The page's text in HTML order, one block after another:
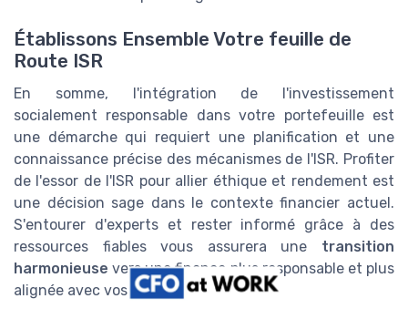
Établissons Ensemble Votre feuille de
Route ISR
En somme, l'intégration de l'investissement
socialement responsable dans votre portefeuille est
une démarche qui requiert une planification et une
connaissance précise des mécanismes de l'ISR. Profiter
de l'essor de l'ISR pour allier éthique et rendement est
une décision sage dans le contexte financier actuel.
S'entourer d'experts et rester informé grâce à des
ressources fiables vous assurera une transition
harmonieuse vers une finance plus responsable et plus
alignée avec vos convictions.